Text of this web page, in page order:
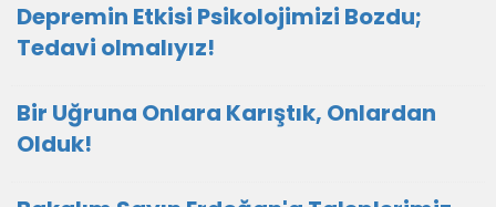
Depremin Etkisi Psikolojimizi Bozdu;
Tedavi olmalıyız!
Bir Uğruna Onlara Karıştık, Onlardan
Olduk!